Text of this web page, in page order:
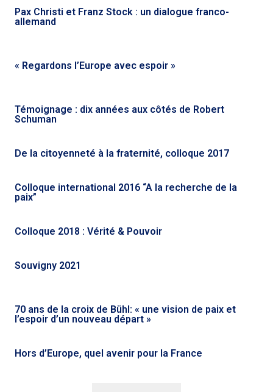
Pax Christi et Franz Stock : un dialogue franco-
allemand
« Regardons l’Europe avec espoir »
Témoignage : dix années aux côtés de Robert
Schuman
De la citoyenneté à la fraternité, colloque 2017
Colloque international 2016 “A la recherche de la
paix”
Colloque 2018 : Vérité & Pouvoir
Souvigny 2021
70 ans de la croix de Bühl: « une vision de paix et
l’espoir d’un nouveau départ »
Hors d’Europe, quel avenir pour la France